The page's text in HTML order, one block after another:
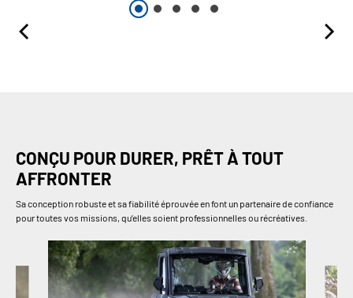
CONÇU POUR DURER, PRÊT À TOUT
AFFRONTER
Sa conception robuste et sa fiabilité éprouvée en font un partenaire de confiance
pour toutes vos missions, qu’elles soient professionnelles ou récréatives.